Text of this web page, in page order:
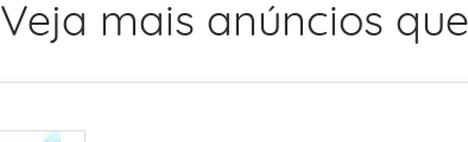
Veja mais anúncios